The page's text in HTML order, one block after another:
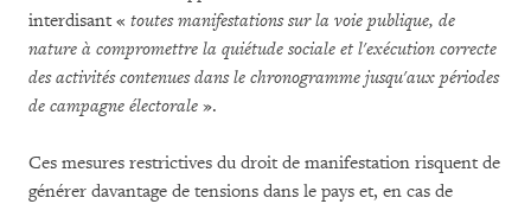
interdisant « toutes manifestations sur la voie publique, de
nature à compromettre la quiétude sociale et l'exécution correcte
des activités contenues dans le chronogramme jusqu'aux périodes
de campagne électorale ».
Ces mesures restrictives du droit de manifestation risquent de
générer davantage de tensions dans le pays et, en cas de